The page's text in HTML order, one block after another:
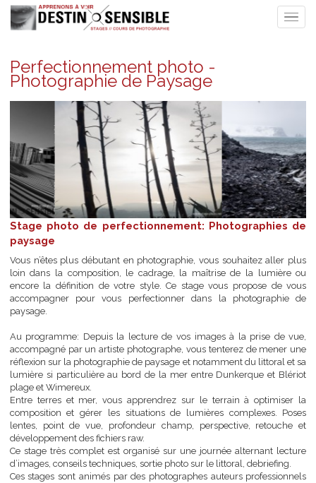
Perfectionnement photo -
Photographie de Paysage
Stage photo de perfectionnement: Photographies
paysage
Vous n’êtes plus débutant en photographie, vous souhaitez aller
loin dans la composition, le cadrage, la maîtrise de la
encore la définition de votre style. Ce stage vous propose de
paysage.
Au programme: Depuis la lecture de vos images à la prise de
accompagné par un artiste photographe, vous tenterez de mener
réflexion sur la photographie de paysage et notamment du littoral
lumière si particulière au bord de la mer entre Dunkerque et
plage et Wimereux.
Entre terres et mer, vous apprendrez sur le terrain à
composition et gérer les situations de lumières complexes.
lentes, point de vue, profondeur champ, perspective,
développement des fichiers raw.